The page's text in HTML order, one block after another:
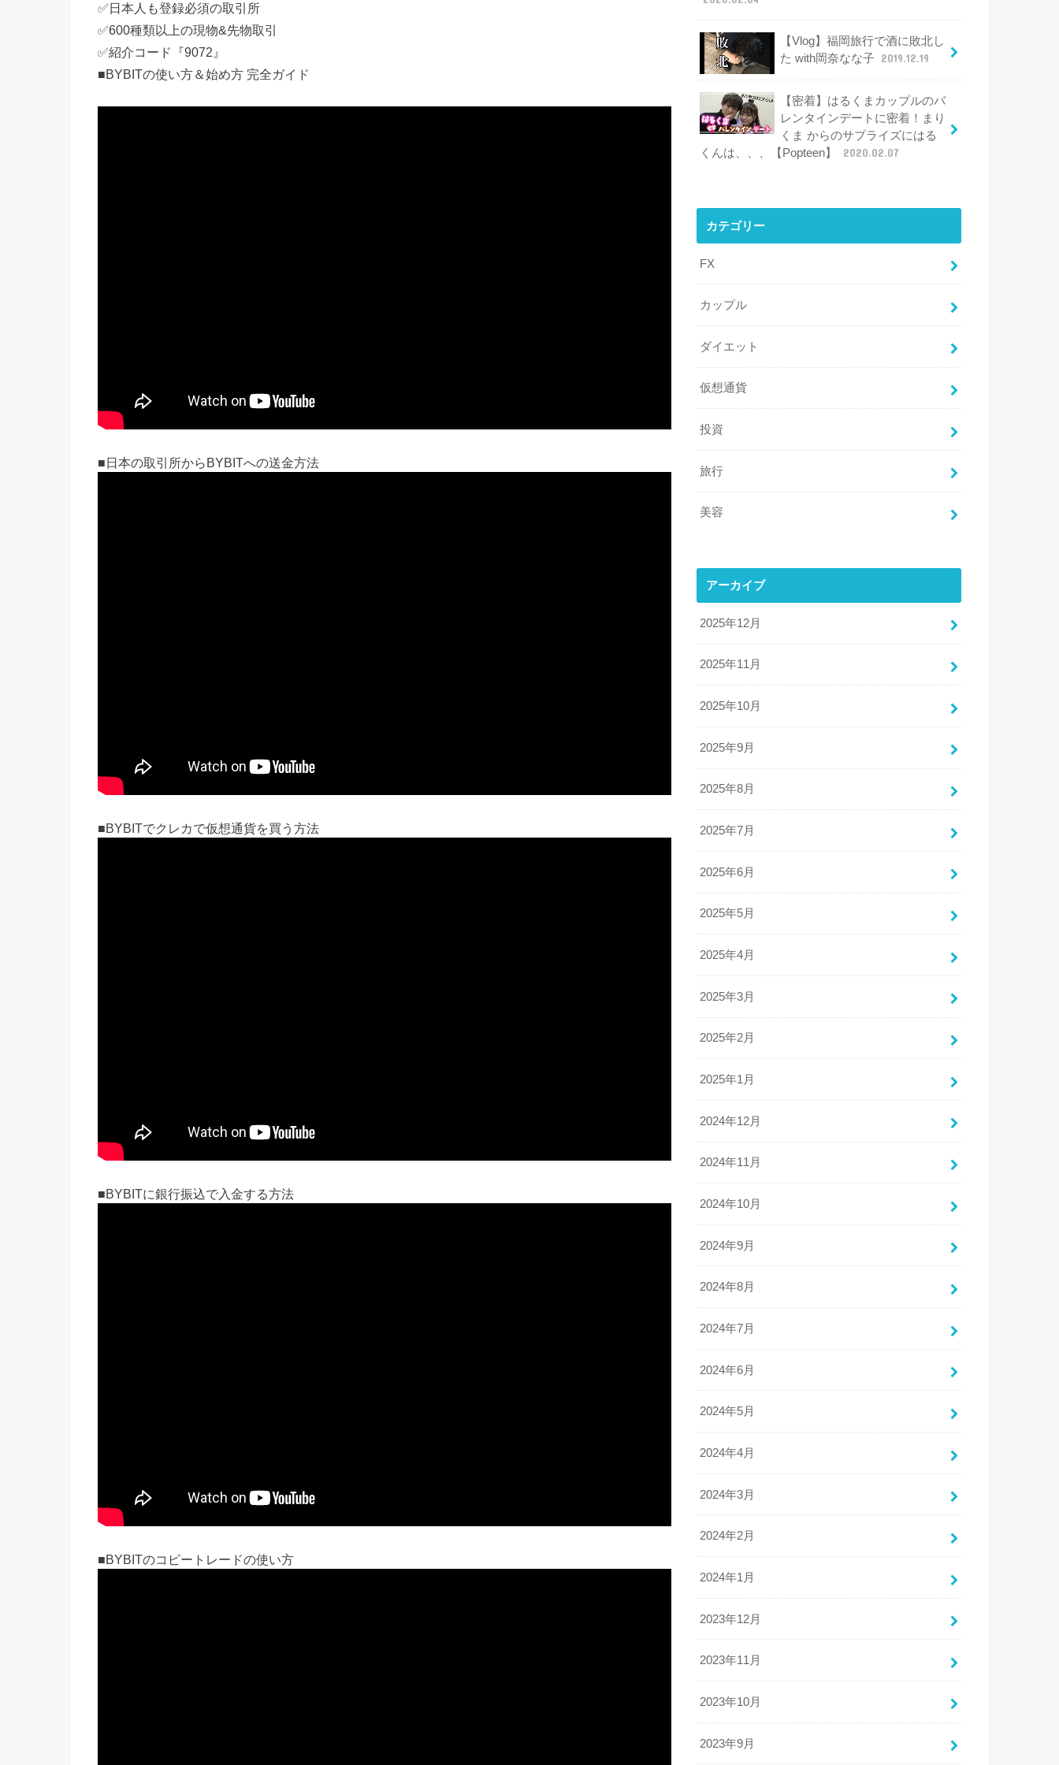
✅日本人も登録必須の取引所
✅600種類以上の現物&先物取引
✅紹介コード『9072』
■BYBITの使い方＆始め方 完全ガイド
■日本の取引所からBYBITへの送金方法
■BYBITでクレカで仮想通貨を買う方法
■BYBITに銀行振込で入金する方法
■BYBITのコピートレードの使い方
【Vlog】福岡旅行で酒に敗北し
た with岡奈なな子 2019.12.19
【密着】はるくまカップルのバ
レンタインデートに密着！まり
くま からのサプライズにはる
くんは、、、【Popteen】
2020.02.07
カテゴリー
FX
カップル
ダイエット
仮想通貨
投資
旅行
美容
アーカイブ
2025年12月
2025年11月
2025年10月
2025年9月
2025年8月
2025年7月
2025年6月
2025年5月
2025年4月
2025年3月
2025年2月
2025年1月
2024年12月
2024年11月
2024年10月
2024年9月
2024年8月
2024年7月
2024年6月
2024年5月
2024年4月
2024年3月
2024年2月
2024年1月
2023年12月
2023年11月
2023年10月
2023年9月